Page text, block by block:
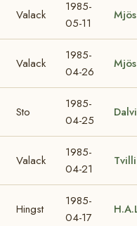
Valack
1985-
05-11
Valack
1985-
04-26
Sto
1985-
04-25
Valack
1985-
04-21
Tvilli
Hingst
1985-
04-17